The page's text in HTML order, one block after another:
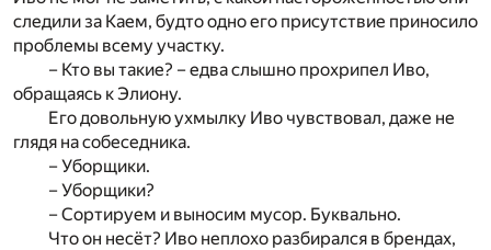
следили за Каем, будто одно его присутствие приносило
проблемы всему участку.
– Кто вы такие? – едва слышно прохрипел Иво,
обращаясь к Элиону.
Его довольную ухмылку Иво чувствовал, даже не
глядя на собеседника.
– Уборщики.
– Уборщики?
– Сортируем и выносим мусор. Буквально.
Что он несёт? Иво неплохо разбирался в брендах,